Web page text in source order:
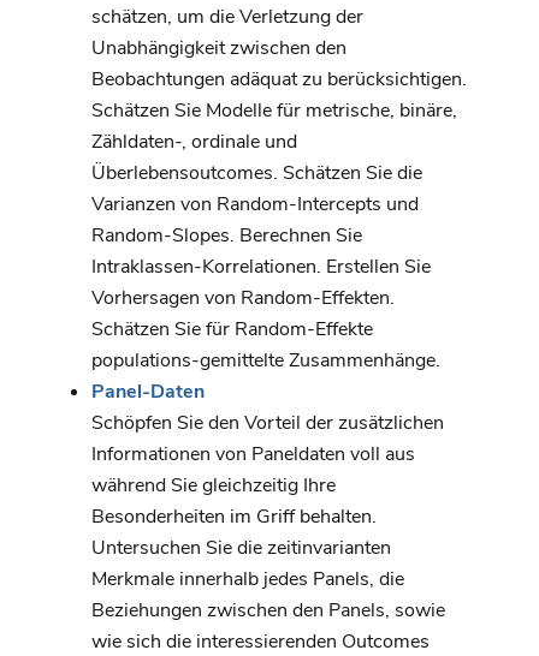
schätzen, um die Verletzung der
Unabhängigkeit zwischen den
Beobachtungen adäquat zu berücksichtigen.
Schätzen Sie Modelle für metrische, binäre,
Zähldaten-, ordinale und
Überlebensoutcomes. Schätzen Sie die
Varianzen von Random-Intercepts und
Random-Slopes. Berechnen Sie
Intraklassen-Korrelationen. Erstellen Sie
Vorhersagen von Random-Effekten.
Schätzen Sie für Random-Effekte
populations-gemittelte Zusammenhänge.
Panel-Daten
Schöpfen Sie den Vorteil der zusätzlichen
Informationen von Paneldaten voll aus
während Sie gleichzeitig Ihre
Besonderheiten im Griff behalten.
Untersuchen Sie die zeitinvarianten
Merkmale innerhalb jedes Panels, die
Beziehungen zwischen den Panels, sowie
wie sich die interessierenden Outcomes